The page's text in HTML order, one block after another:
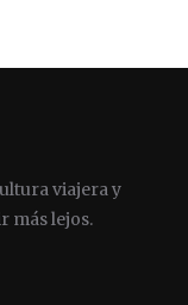
viajera y
más lejos.